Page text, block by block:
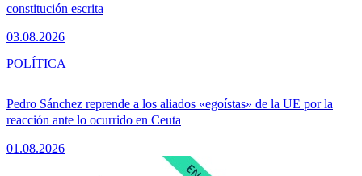
constitución escrita
03.08.2026
Pedro Sánchez reprende a los aliados «egoístas» de la UE por la
reacción ante lo ocurrido en Ceuta
01.08.2026
POLÍTICA